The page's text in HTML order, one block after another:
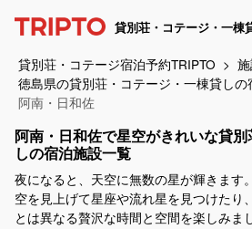
貸別荘・コテージ・一棟
貸別荘・コテージ宿泊予約TRIPTO
徳島県の貸別荘・コテージ・一棟貸しの
阿南・日和佐
阿南・日和佐で星空がきれいな貸
しの宿泊施設一覧
夜になると、天空に無数の星が輝きます
空を見上げて星座や流れ星を見つけたり
とは異なる贅沢な時間と空間を楽しみま